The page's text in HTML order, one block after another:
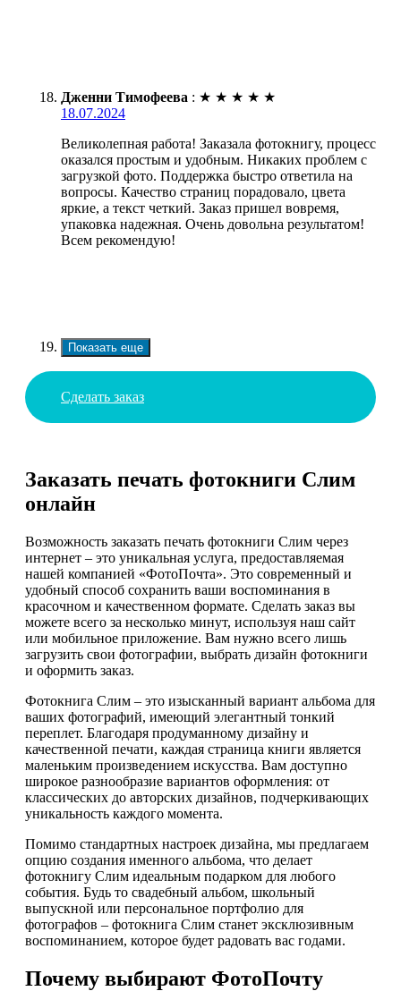
Дженни Тимофеева : ★ ★ ★ ★ ★
18.07.2024
Великолепная работа! Заказала фотокнигу, процесс
оказался простым и удобным. Никаких проблем с
загрузкой фото. Поддержка быстро ответила на
вопросы. Качество страниц порадовало, цвета
яркие, а текст четкий. Заказ пришел вовремя,
упаковка надежная. Очень довольна результатом!
Всем рекомендую!
Показать еще
Сделать заказ
Заказать печать фотокниги Слим
онлайн
Возможность заказать печать фотокниги Слим через
интернет – это уникальная услуга, предоставляемая
нашей компанией «ФотоПочта». Это современный и
удобный способ сохранить ваши воспоминания в
красочном и качественном формате. Сделать заказ вы
можете всего за несколько минут, используя наш сайт
или мобильное приложение. Вам нужно всего лишь
загрузить свои фотографии, выбрать дизайн фотокниги
и оформить заказ.
Фотокнига Слим – это изысканный вариант альбома для
ваших фотографий, имеющий элегантный тонкий
переплет. Благодаря продуманному дизайну и
качественной печати, каждая страница книги является
маленьким произведением искусства. Вам доступно
широкое разнообразие вариантов оформления: от
классических до авторских дизайнов, подчеркивающих
уникальность каждого момента.
Помимо стандартных настроек дизайна, мы предлагаем
опцию создания именного альбома, что делает
фотокнигу Слим идеальным подарком для любого
события. Будь то свадебный альбом, школьный
выпускной или персональное портфолио для
фотографов – фотокнига Слим станет эксклюзивным
воспоминанием, которое будет радовать вас годами.
Почему выбирают ФотоПочту